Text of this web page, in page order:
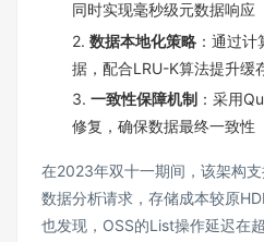
同时实现毫秒级元数据响应
2. 数据本地化策略 ：通过
据，配合LRU-K算法提升缓
3. 一致性保障机制 ：采用
修复，确保数据最终一致性
在2023年双十一期间，该架构
数据分析请求，存储成本较原
也发现，OSS的List操作延迟在